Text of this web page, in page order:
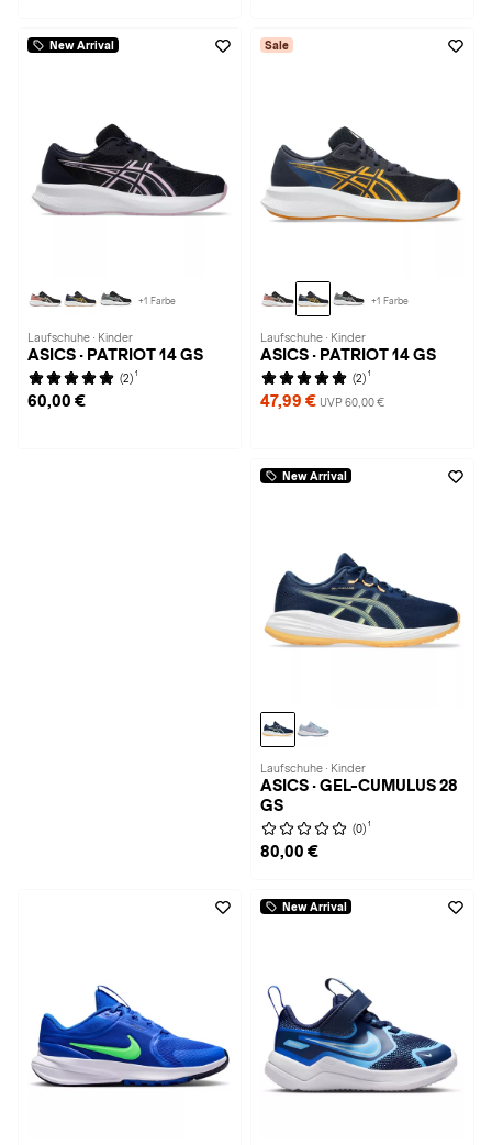
New Arrival
+1 Farbe
Laufschuhe · Kinder
ASICS · PATRIOT 14 GS
(2) 1
60,00 €
Sale
+1 Farbe
Laufschuhe · Kinder
ASICS · PATRIOT 14 GS
(2) 1
47,99 € UVP 60,00 €
New Arrival
Laufschuhe · Kinder
ASICS · GEL-CUMULUS 28
GS
(0) 1
80,00 €
New Arrival